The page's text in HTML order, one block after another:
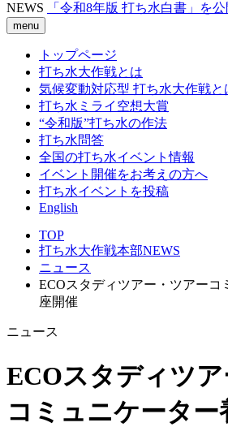
NEWS 「令和8年版 打ち水白書」を公
menu
トップページ
打ち水大作戦とは
気候変動対応型 打ち水大作戦と
打ち水ミライ空想大賞
“令和版”打ち水の作法
打ち水問答
全国の打ち水イベント情報
イベント開催をお考えの方へ
打ち水イベントを投稿
English
TOP
打ち水大作戦本部NEWS
ニュース
ECOスタディツアー・ツアーコ
座開催
ニュース
ECOスタディツ
コミュニケーター